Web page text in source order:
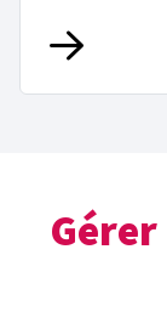
Gérer